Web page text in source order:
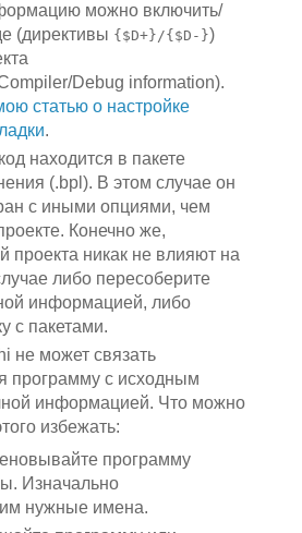
можно включить/
(директивы {$D+}/{$D-})
Debug information).
статью о настройке
.
находится в пакете
(.bpl). В этом случае он
с иными опциями, чем
Конечно же,
проекта никак не влияют на
либо пересоберите
информацией, либо
с пакетами.
не может связать
с исходным
информацией. Что можно
избежать:
программу
Изначально
нужные имена.